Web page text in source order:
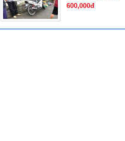
600,000đ